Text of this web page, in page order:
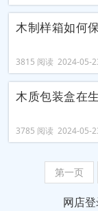
木制样箱如何
3815 阅读 2024-05-
木质包装盒在
3785 阅读 2024-05-
第一页
网店